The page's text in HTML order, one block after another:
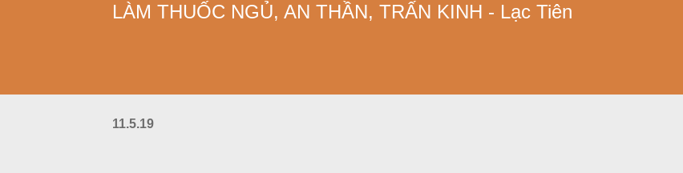
LÀM THUỐC NGỦ, AN THẦN, TRẤN KINH - Lạc Tiên
11.5.19